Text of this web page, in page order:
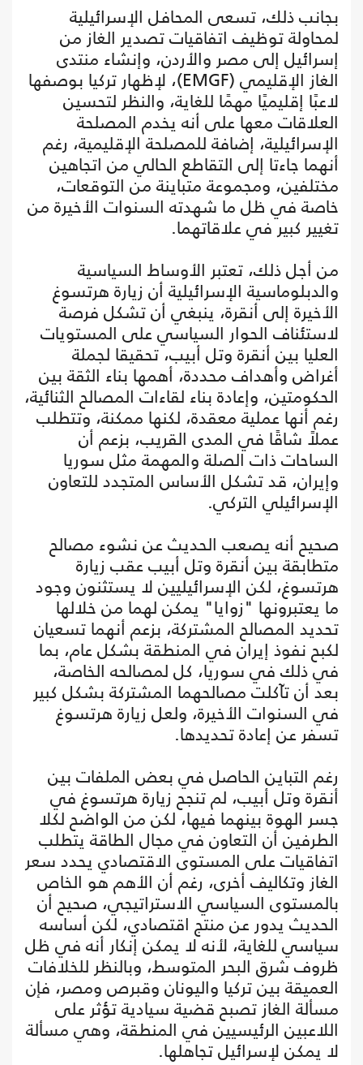
بجانب ذلك، تسعى المحافل الإسرائيلية
لمحاولة توظيف اتفاقيات تصدير الغاز من
إسرائيل إلى مصر والأردن، وإنشاء منتدى
الغاز الإقليمي (EMGF)، لإظهار تركيا بوصفها
لاعبًا إقليميًا مهمًا للغاية، والنظر لتحسين
العلاقات معها على أنه يخدم المصلحة
الإسرائيلية، إضافة للمصلحة الإقليمية، رغم
أنهما جاءتا إلى التقاطع الحالي من اتجاهين
مختلفين، ومجموعة متباينة من التوقعات،
خاصة في ظل ما شهدته السنوات الأخيرة من
تغيير كبير في علاقاتهما.
من أجل ذلك، تعتبر الأوساط السياسية
والدبلوماسية الإسرائيلية أن زيارة هرتسوغ
الأخيرة إلى أنقرة، ينبغي أن تشكل فرصة
لاستئناف الحوار السياسي على المستويات
العليا بين أنقرة وتل أبيب، تحقيقا لجملة
أغراض وأهداف محددة، أهمها بناء الثقة بين
الحكومتين، وإعادة بناء لقاءات المصالح الثنائية،
رغم أنها عملية معقدة، لكنها ممكنة، وتتطلب
عملاً شاقًا في المدى القريب، بزعم أن
الساحات ذات الصلة والمهمة مثل سوريا
وإيران، قد تشكل الأساس المتجدد للتعاون
الإسرائيلي التركي.
صحيح أنه يصعب الحديث عن نشوء مصالح
متطابقة بين أنقرة وتل أبيب عقب زيارة
هرتسوغ، لكن الإسرائيليين لا يستثنون وجود
ما يعتبرونها "زوايا" يمكن لهما من خلالها
تحديد المصالح المشتركة، بزعم أنهما تسعيان
لكبح نفوذ إيران في المنطقة بشكل عام، بما
في ذلك في سوريا، كل لمصالحه الخاصة،
بعد أن تآكلت مصالحهما المشتركة بشكل كبير
في السنوات الأخيرة، ولعل زيارة هرتسوغ
تسفر عن إعادة تحديدها.
رغم التباين الحاصل في بعض الملفات بين
أنقرة وتل أبيب، لم تنجح زيارة هرتسوغ في
جسر الهوة بينهما فيها، لكن من الواضح لكلا
الطرفين أن التعاون في مجال الطاقة يتطلب
اتفاقيات على المستوى الاقتصادي يحدد سعر
الغاز وتكاليف أخرى، رغم أن الأهم هو الخاص
بالمستوى السياسي الاستراتيجي، صحيح أن
الحديث يدور عن منتج اقتصادي، لكن أساسه
سياسي للغاية، لأنه لا يمكن إنكار أنه في ظل
ظروف شرق البحر المتوسط، وبالنظر للخلافات
العميقة بين تركيا واليونان وقبرص ومصر، فإن
مسألة الغاز تصبح قضية سيادية تؤثر على
اللاعبين الرئيسيين في المنطقة، وهي مسألة
لا يمكن لإسرائيل تجاهلها.